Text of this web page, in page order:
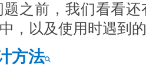
之前，我们看看还
，以及使⽤时遇到
方法